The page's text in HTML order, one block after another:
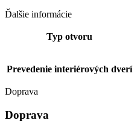
Ďalšie informácie
Typ otvoru
Prevedenie interiérových dverí
Doprava
Doprava